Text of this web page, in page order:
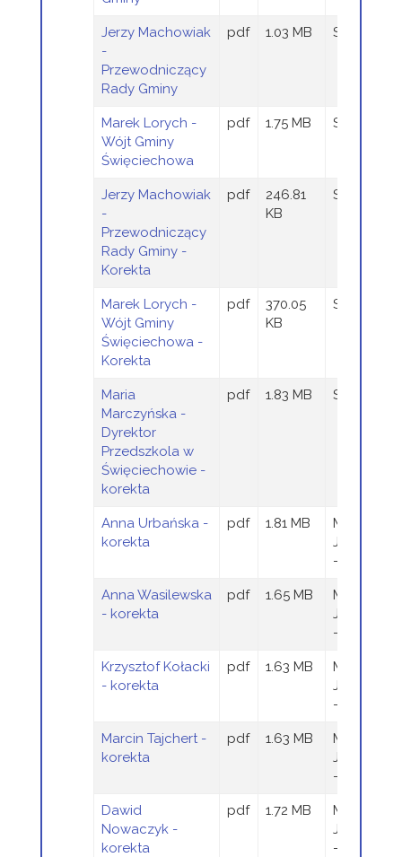
Jerzy Machowiak
-
Przewodniczący
Rady Gminy
pdf 1.03 MB Sandra
Marek Lorych -
Wójt Gminy
Święciechowa
pdf 1.75 MB Sandra
Jerzy Machowiak
-
Przewodniczący
Rady Gminy -
Korekta
pdf
246.81
KB
Sandra
Marek Lorych -
Wójt Gminy
Święciechowa -
Korekta
pdf
370.05
KB
Sandra
Maria
Marczyńska -
Dyrektor
Przedszkola w
Święciechowie -
korekta
pdf 1.83 MB Sandra
Anna Urbańska -
korekta
pdf 1.81 MB
-
Anna Wasilewska
- korekta
pdf 1.65 MB
-
Krzysztof Kołacki
- korekta
pdf 1.63 MB
-
Marcin Tajchert -
korekta
pdf 1.63 MB
-
Dawid
Nowaczyk -
korekta
pdf 1.72 MB
-